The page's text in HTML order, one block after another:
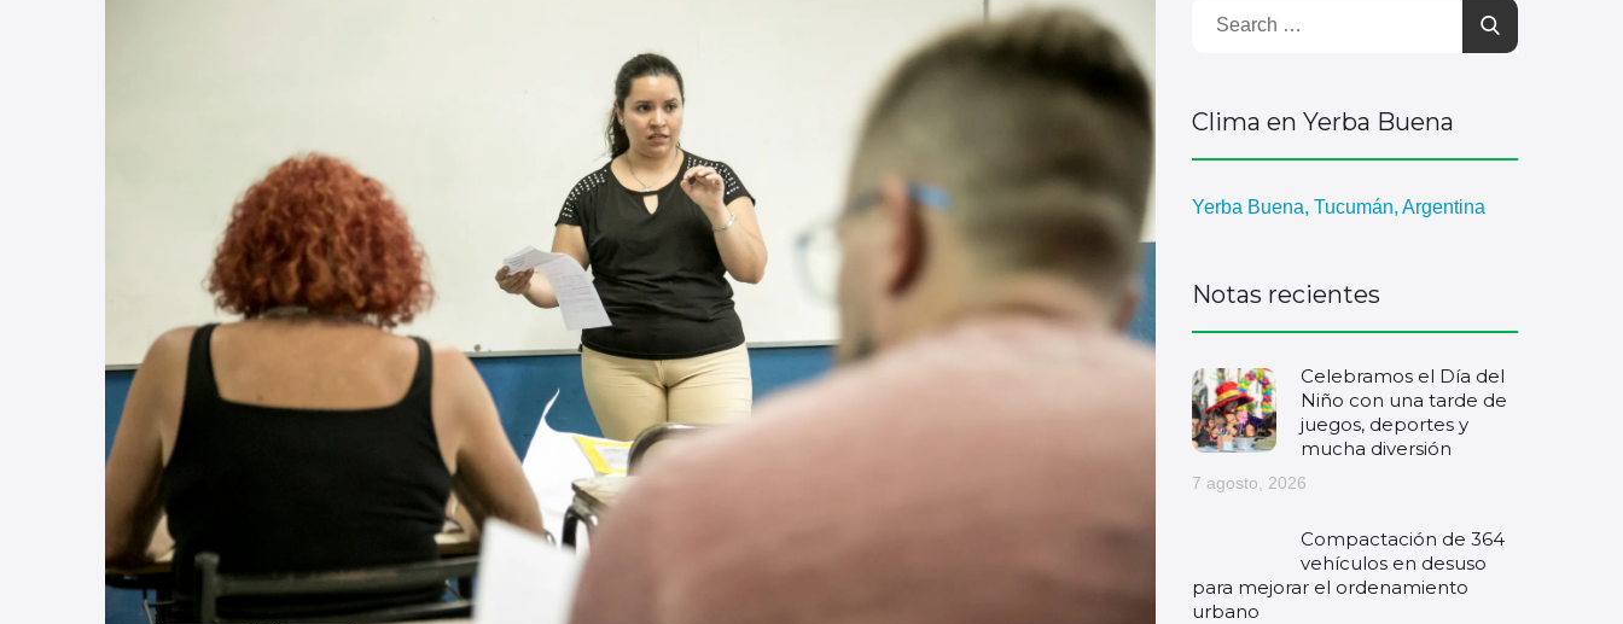
Clima en Yerba Buena
Yerba Buena, Tucumán, Argentina
Notas recientes
Celebramos el Día del
Niño con una tarde de
juegos, deportes y
mucha diversión
7 agosto, 2026
Compactación de 364
vehículos en desuso
para mejorar el ordenamiento
urbano